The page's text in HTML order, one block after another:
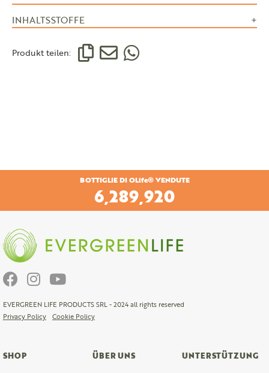
INHALTSSTOFFE
Produkt teilen:
BOTTIGLIE DI OLife® VENDUTE
6,608,160
EVERGREEN LIFE PRODUCTS SRL - 2024 all rights reserved
Privacy Policy
Cookie Policy
SHOP
ÜBER UNS
UNTERSTÜTZUNG